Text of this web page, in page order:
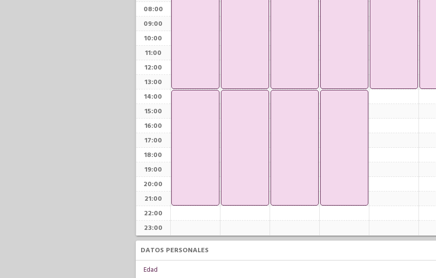
08:00
09:00
10:00
11:00
12:00
13:00
14:00
15:00
16:00
17:00
18:00
19:00
20:00
21:00
22:00
23:00
DATOS PERSONALES
Edad